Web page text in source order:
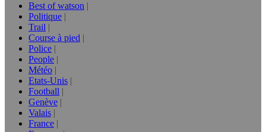
Best of watson
Politique
Trail
Course à pied
Police
People
Météo
Etats-Unis
Football
Genève
Valais
France